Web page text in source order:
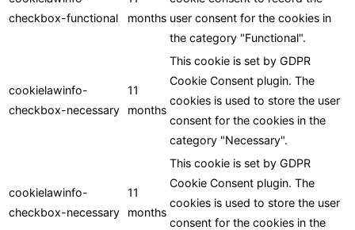
checkbox-functional
months user consent for the cookies in
the category "Functional".
cookielawinfo-
checkbox-necessary
11
months
This cookie is set by GDPR
Cookie Consent plugin. The
cookies is used to store the user
consent for the cookies in the
category "Necessary".
cookielawinfo-
checkbox-necessary
11
months
This cookie is set by GDPR
Cookie Consent plugin. The
cookies is used to store the user
consent for the cookies in the